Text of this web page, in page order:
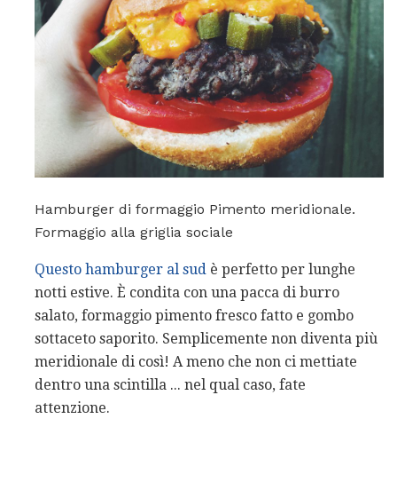
Hamburger di formaggio Pimento meridionale.
Formaggio alla griglia sociale
Questo hamburger al sud è perfetto per lunghe
notti estive. È condita con una pacca di burro
salato, formaggio pimento fresco fatto e gombo
sottaceto saporito. Semplicemente non diventa più
meridionale di così! A meno che non ci mettiate
dentro una scintilla ... nel qual caso, fate
attenzione.